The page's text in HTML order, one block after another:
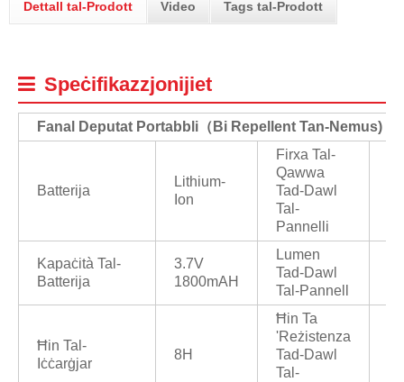
Dettall tal-Prodott Video Tags tal-Prodott
Speċifikazzjonijiet
Fanal Deputat Portabbli （ Bi Repellent Tan-Nemus)
Batterija
Lithium-
Ion
Firxa Tal-
Qawwa
Tad-Dawl
Tal-
Pannelli
Kapaċità Tal-
Batterija
3.7V
1800mAH
Lumen
Tad-Dawl
Tal-Pannell
Ħin Tal-
Iċċarġjar
8H
Ħin Ta
'reżistenza
Tad-Dawl
Tal-